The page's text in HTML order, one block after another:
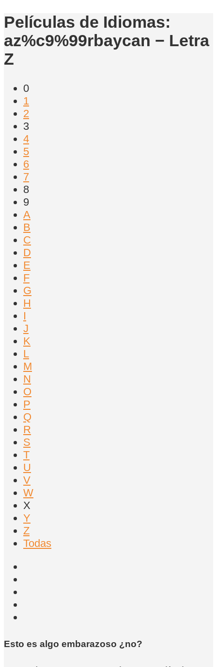
Películas de Idiomas:
az%c9%99rbaycan − Letra
Z
0
1
2
3
4
5
6
7
8
9
A
B
C
D
E
F
G
H
I
J
K
L
M
N
O
P
Q
R
S
T
U
V
W
X
Y
Z
Todas
Esto es algo embarazoso ¿no?